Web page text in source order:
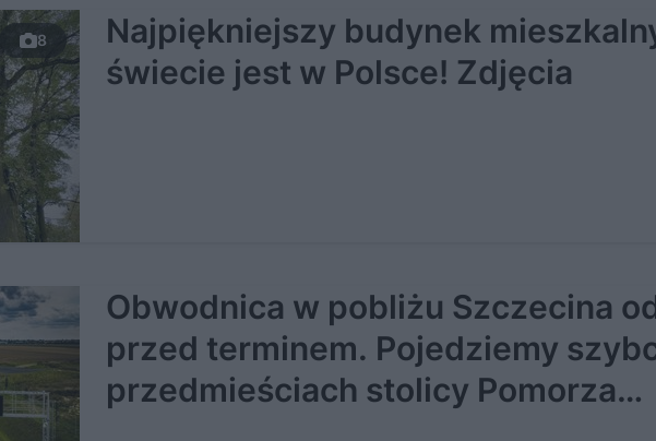
8
Najpiękniejszy budynek
świecie jest w Polsce! Zdjęcia
Obwodnica w pobliżu Szczecina
przed terminem. Pojedziemy
przedmieściach stolicy Pomorza